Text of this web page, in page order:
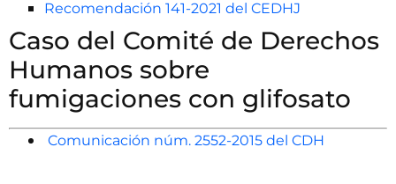
Recomendación 141-2021 del CEDHJ
Caso del Comité de Derechos
Humanos sobre
fumigaciones con glifosato
Comunicación núm. 2552-2015 del CDH